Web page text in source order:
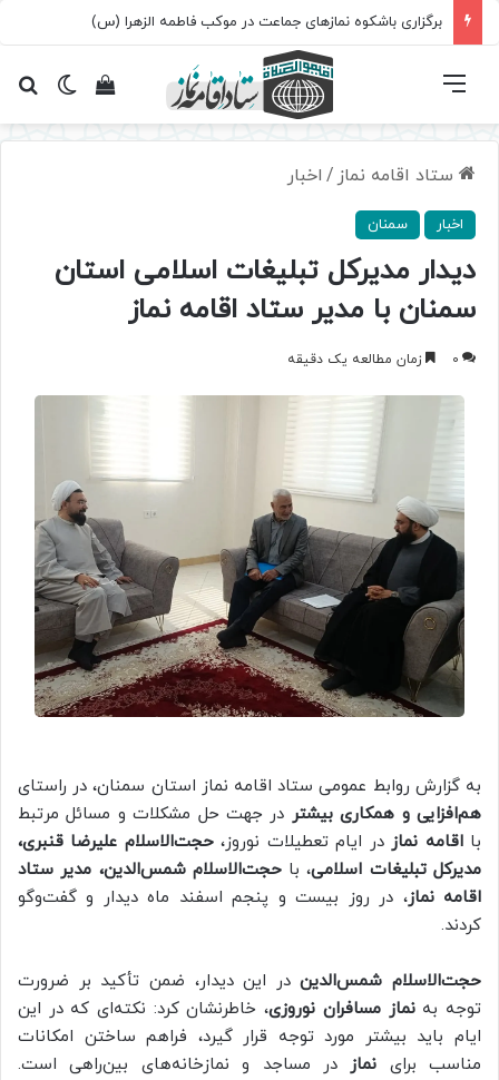
برگزاری باشکوه نمازهای جماعت در موکب فاطمه الزهرا (س)
تغییرمشاهده فهرست
ستاد اقامه نماز / اخبار
اخبار سمنان
دیدار مدیرکل تبلیغات اسلامی استان
سمنان با مدیر ستاد اقامه نماز
0 زمان مطالعه یک دقیقه
به گزارش روابط عمومی ستاد اقامه نماز استان سمنان، در راستای
هم‌افزایی و همکاری بیشتر در جهت حل مشکلات و مسائل مرتبط
بااقامه نمازدر ایام تعطیلات نوروز،حجت‌الاسلام علیرضا قنبری،
مدیرکل تبلیغات اسلامی، باحجت‌الاسلام شمس‌الدین، مدیر ستاد
اقامه نماز، در روز بیست و پنجم اسفند ماه دیدار و گفت‌وگو
کردند.
حجت‌الاسلام شمس‌الدیندر این دیدار، ضمن تأکید بر ضرورت
توجه بهنماز مسافران نوروزی، خاطرنشان کرد: نکته‌ای که در این
ایام باید بیشتر مورد توجه قرار گیرد، فراهم ساختن امکانات
مناسب برای نمازدر مساجد و نمازخانه‌های بین‌راهی است.